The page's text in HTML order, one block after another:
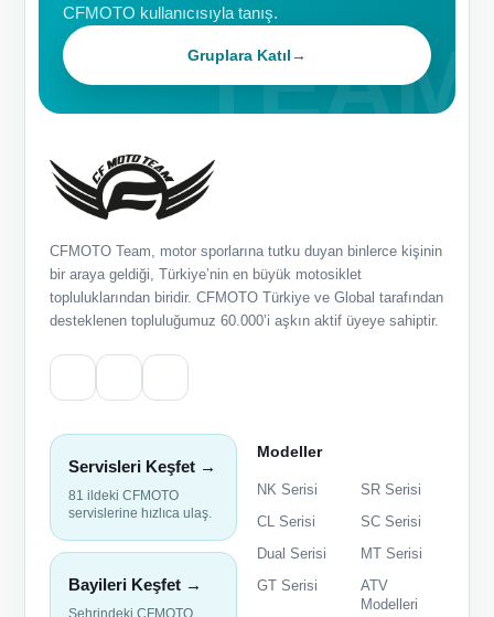
CFMOTO kullanıcısıyla tanış.
Gruplara Katıl→
CFMOTO Team, motor sporlarına tutku duyan binlerce kişinin
bir araya geldiği, Türkiye’nin en büyük motosiklet
topluluklarından biridir. CFMOTO Türkiye ve Global tarafından
desteklenen topluluğumuz 60.000’i aşkın aktif üyeye sahiptir.
Servisleri Keşfet →
81 ildeki CFMOTO
servislerine hızlıca ulaş.
Bayileri Keşfet →
Modeller
NK Serisi
SR Serisi
CL Serisi
SC Serisi
Dual Serisi
MT Serisi
GT Serisi
ATV
Modelleri